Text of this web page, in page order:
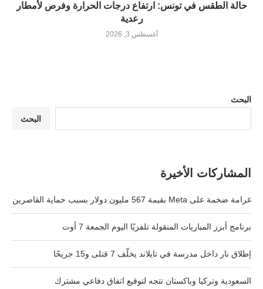
حالة الطقس في تونس: ارتفاع درجات الحرارة وفرص لأمطار
رعدية
أغسطس 3, 2026
البحث
البحث
المشاركات الأخيرة
غرامة ضخمة على Meta بقيمة 567 مليون دولار بسبب حماية القاصرين
برنامج أبرز المباريات المنقولة تلفزيًا اليوم الجمعة 7 أوت
إطلاق نار داخل مدرسة في تايلاند يخلّف 7 قتلى و15 جريحًا
السعودية وتركيا وباكستان تتجه لتوقيع اتفاق دفاعي مشترك